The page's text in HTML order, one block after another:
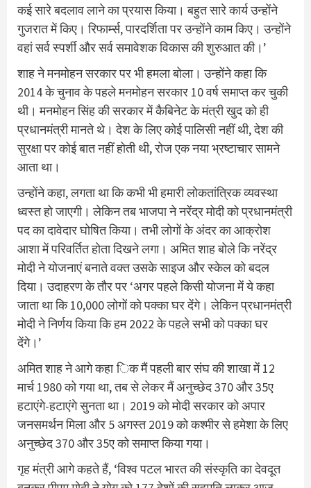
कई सारे बदलाव लाने का प्रयास किया। बहुत सारे कार्य उन्होंने
गुजरात में किए। रिफार्म्स, पारदर्शिता पर उन्होंने काम किए। उन्होंने
वहां सर्व स्पर्शी और सर्व समावेशक विकास की शुरुआत की।’
शाह ने मनमोहन सरकार पर भी हमला बोला। उन्होंने कहा कि
2014 के चुनाव के पहले मनमोहन सरकार 10 वर्ष समाप्त कर चुकी
थी। मनमोहन सिंह की सरकार में कैबिनेट के मंत्री खुद को ही
प्रधानमंत्री मानते थे। देश के लिए कोई पालिसी नहीं थी, देश की
सुरक्षा पर कोई बात नहीं होती थी, रोज एक नया भ्रष्टाचार सामने
आता था।
उन्होंने कहा, लगता था कि कभी भी हमारी लोकतांत्रिक व्यवस्था
ध्वस्त हो जाएगी। लेकिन तब भाजपा ने नरेंद्र मोदी को प्रधानमंत्री
पद का दावेदार घोषित किया। तभी लोगों के अंदर का आक्रोश
आशा में परिवर्तित होता दिखने लगा। अमित शाह बोले कि नरेंद्र
मोदी ने योजनाएं बनाते वक्त उसके साइज और स्केल को बदल
दिया। उदाहरण के तौर पर ‘अगर पहले किसी योजना में ये कहा
जाता था कि 10,000 लोगों को पक्का घर देंगे। लेकिन प्रधानमंत्री
मोदी ने निर्णय किया कि हम 2022 के पहले सभी को पक्का घर
देंगे।’
अमित शाह ने आगे कहा िक मैं पहली बार संघ की शाखा में 12
मार्च 1980 को गया था, तब से लेकर मैं अनुच्छेद 370 और 35ए
हटाएंगे-हटाएंगे सुनता था। 2019 को मोदी सरकार को अपार
जनसमर्थन मिला और 5 अगस्त 2019 को कश्मीर से हमेशा के लिए
अनुच्छेद 370 और 35ए को समाप्त किया गया।
गृह मंत्री आगे कहते हैं, ‘विश्व पटल भारत की संस्कृति का देवदूत